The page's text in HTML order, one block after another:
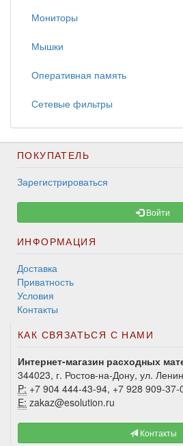
Мониторы
Мышки
Оперативная память
Сетевые фильтры
ПОКУПАТЕЛЬ
Зарегистрироваться
Войти
ИНФОРМАЦИЯ
Доставка
Приватность
Условия
Контакты
КАК СВЯЗАТЬСЯ С НАМИ
Интернет-магазин расходных
344023, г. Ростов-на-Дону, ул.
P: +7 904 444-43-94, +7 928 909-37-
E: zakaz@esolution.ru
Контакты